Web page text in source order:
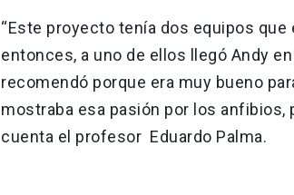
“Este proyecto tenía dos equipos
entonces, a uno de ellos llegó Andy
recomendó porque era muy bueno
mostraba esa pasión por los anfibios,
cuenta el profesor Eduardo Palma.